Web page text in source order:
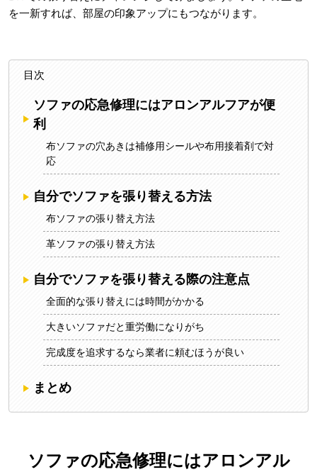
を一新すれば、部屋の印象アップにもつながります。
目次
ソファの応急修理にはアロンアルフアが便
利
布ソファの穴あきは補修用シールや布用接着剤で対
応
自分でソファを張り替える方法
布ソファの張り替え方法
革ソファの張り替え方法
自分でソファを張り替える際の注意点
全面的な張り替えには時間がかかる
大きいソファだと重労働になりがち
完成度を追求するなら業者に頼むほうが良い
まとめ
ソファの応急修理にはアロンアル